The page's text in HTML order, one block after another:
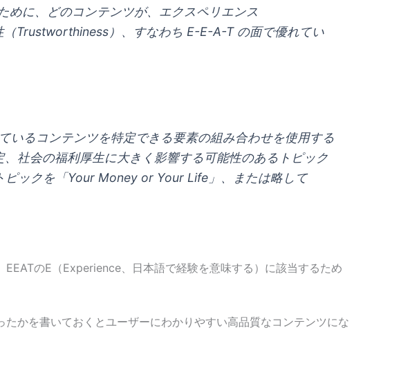
めに、どのコンテンツが、エクスペリエンス
Trustworthiness）、すなわち E-E-A-T の面で優れてい
るコンテンツを特定できる要素の組み合わせを使用する
社会の福利厚生に大きく影響する可能性のあるトピック
ックを「Your Money or Your Life」、または略して
のE（Experience、日本語で経験を意味する）に該当するため
かを書いておくとユーザーにわかりやすい高品質なコンテンツにな